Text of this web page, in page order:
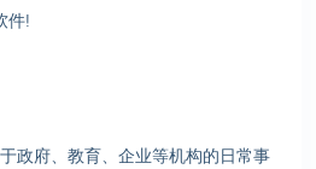
件!
府、教育、企业等机构的日常事